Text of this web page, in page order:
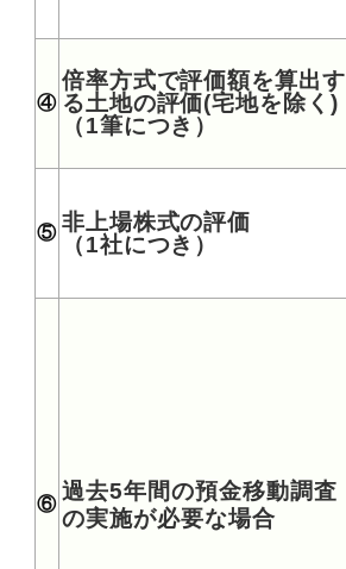
④
倍率方式で評価額を算出す
る土地の評価(宅地を除く)
（1筆につき）
⑤ 非上場株式の評価
（1社につき）
⑥
過去5年間の預金移動調査
の実施が必要な場合